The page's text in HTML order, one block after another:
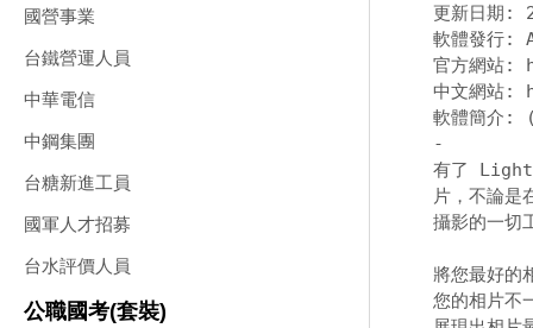
國營事業
台鐵營運人員
中華電信
中鋼集團
台糖新進工員
國軍人才招募
台水評價人員
公職國考(套裝)
更新日期
軟體發行:
官方網站
中文網站
-
有了
片，不論
攝影的一切
將您最好的
您的相片不